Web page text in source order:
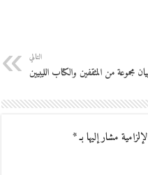
التالي
بيان مجموعة من المثقفين والكتاب الليبيين
مشار إليها بـ*